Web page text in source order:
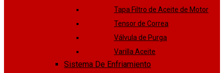
Tapa Filtro de Aceite de Motor
Tensor de Correa
Válvula de Purga
Varilla Aceite
Sistema De Enfriamiento